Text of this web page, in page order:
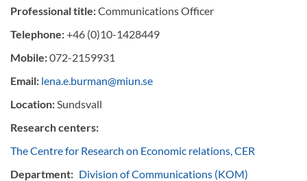
Professional title:Communications Officer
Telephone:+46 (0)10-1428449
Mobile:072-2159931
Email: lena.e.burman@miun.se
Location:Sundsvall
Research centers:
The Centre for Research on Economic relations, CER
Department: Division of Communications (KOM)